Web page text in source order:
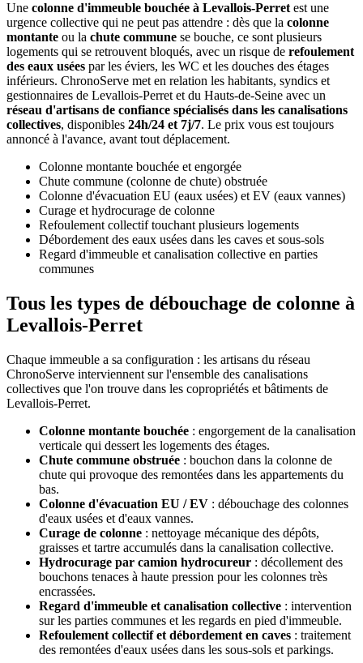
Une colonne d'immeuble bouchée à Levallois-Perret est une
urgence collective qui ne peut pas attendre : dès que la colonne
montante ou la chute commune se bouche, ce sont plusieurs
logements qui se retrouvent bloqués, avec un risque de refoulement
des eaux usées par les éviers, les WC et les douches des étages
inférieurs. ChronoServe met en relation les habitants, syndics et
gestionnaires de Levallois-Perret et du Hauts-de-Seine avec un
réseau d'artisans de confiance spécialisés dans les canalisations
collectives, disponibles 24h/24 et 7j/7. Le prix vous est toujours
annoncé à l'avance, avant tout déplacement.
Colonne montante bouchée et engorgée
Chute commune (colonne de chute) obstruée
Colonne d'évacuation EU (eaux usées) et EV (eaux vannes)
Curage et hydrocurage de colonne
Refoulement collectif touchant plusieurs logements
Débordement des eaux usées dans les caves et sous-sols
Regard d'immeuble et canalisation collective en parties
communes
Tous les types de débouchage de colonne à
Levallois-Perret
Chaque immeuble a sa configuration : les artisans du réseau
ChronoServe interviennent sur l'ensemble des canalisations
collectives que l'on trouve dans les copropriétés et bâtiments de
Levallois-Perret.
Colonne montante bouchée : engorgement de la canalisation
verticale qui dessert les logements des étages.
Chute commune obstruée : bouchon dans la colonne de
chute qui provoque des remontées dans les appartements du
bas.
Colonne d'évacuation EU / EV : débouchage des colonnes
d'eaux usées et d'eaux vannes.
Curage de colonne : nettoyage mécanique des dépôts,
graisses et tartre accumulés dans la canalisation collective.
Hydrocurage par camion hydrocureur : décollement des
bouchons tenaces à haute pression pour les colonnes très
encrassées.
Regard d'immeuble et canalisation collective : intervention
sur les parties communes et les regards en pied d'immeuble.
Refoulement collectif et débordement en caves : traitement
des remontées d'eaux usées dans les sous-sols et parkings.